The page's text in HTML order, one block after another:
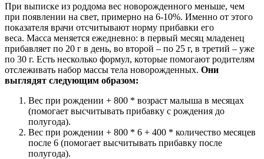
При выписке из роддома вес новорожденного меньше, чем
при появлении на свет, примерно на 6-10%. Именно от этого
показателя врачи отсчитывают норму прибавки его
веса. Масса меняется ежедневно: в первый месяц младенец
прибавляет по 20 г в день, во второй – по 25 г, в третий – уже
по 30 г. Есть несколько формул, которые помогают родителям
отслеживать набор массы тела новорожденных. Они
выглядят следующим образом:
Вес при рождении + 800 * возраст малыша в месяцах
(помогает высчитывать прибавку с рождения до
полугода).
Вес при рождении + 800 * 6 + 400 * количество месяцев
после 6 (помогает высчитывать прибавку после
полугода).